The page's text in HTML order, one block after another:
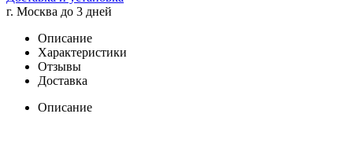
г. Москва до 3 дней
Описание
Характеристики
Отзывы
Доставка
Описание